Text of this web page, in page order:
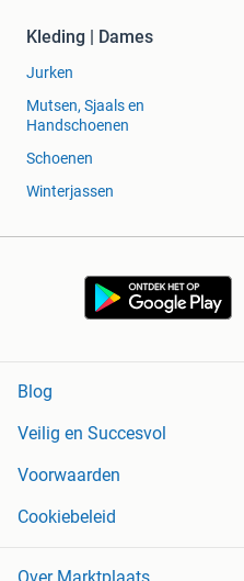
Kleding | Dames
Jurken
Mutsen, Sjaals en
Handschoenen
Schoenen
Winterjassen
Blog
Veilig en Succesvol
Voorwaarden
Cookiebeleid